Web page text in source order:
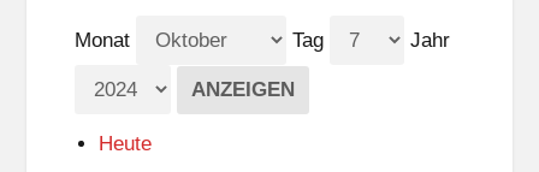
Monat Tag Jahr
Heute